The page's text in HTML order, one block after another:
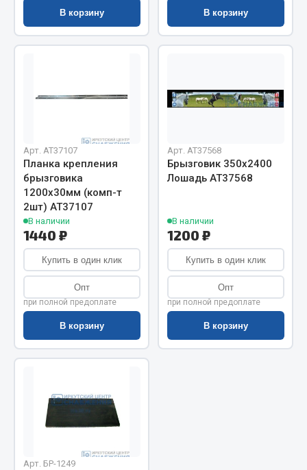
Весь раздел
Цепи подъёмные
Весь раздел
Кольца уплотнительные
Лента конвейерная
Манжеты
Паронит
Патрубки
Прокладки
Рукава высокого давления
Показать ещё
Весь раздел
Автолампы
Вилки нагрузочные
В корзину В корзину
Арт. AT37107
Планка крепления
брызговика
1200х30мм (комп-т
2шт) АТ37107
В наличии
1440 ₽
Купить в один клик
Опт
при полной предоплате
В корзину
Арт. AT37568
Брызговик 350х2400
Лошадь АТ37568
В наличии
1200 ₽
Купить в один клик
Опт
при полной предоплате
В корзину
Арт. БР-1249